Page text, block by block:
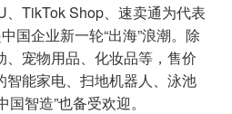
TikTok Shop、速卖通为代表
国企业新一轮“出海”浪潮。除
、宠物用品、化妆品等，售价
智能家电、扫地机器人、泳池
智造”也备受欢迎。